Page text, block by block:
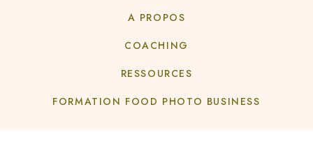
A PROPOS
COACHING
RESSOURCES
FORMATION FOOD PHOTO BUSINESS